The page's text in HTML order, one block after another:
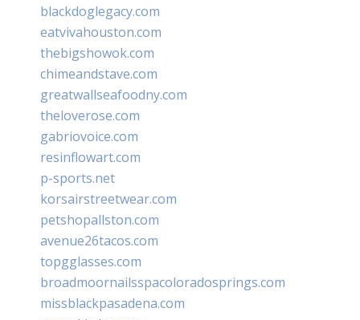
blackdoglegacy.com
eatvivahouston.com
thebigshowok.com
chimeandstave.com
greatwallseafoodny.com
theloverose.com
gabriovoice.com
resinflowart.com
p-sports.net
korsairstreetwear.com
petshopallston.com
avenue26tacos.com
topgglasses.com
broadmoornailsspacoloradosprings.com
missblackpasadena.com